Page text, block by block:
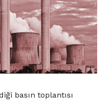
basın toplantısı